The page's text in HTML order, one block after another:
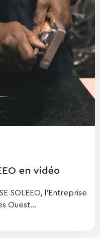
en vidéo
SOLEEO, l’Entreprise
Ouest...